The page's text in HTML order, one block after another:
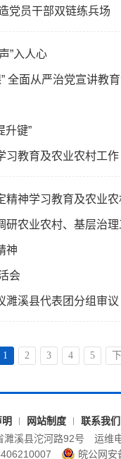
党员干部双链练兵场
”入人心
全面从严治党宣讲教
升键”
习教育及农业农村工作
精神学习教育及农业
研农业农村、基层治
神
会
濉溪县代表团分组审议
1 2 3 4 5
网站制度
联系我们
濉溪县沱河路92号
运维
皖公网安